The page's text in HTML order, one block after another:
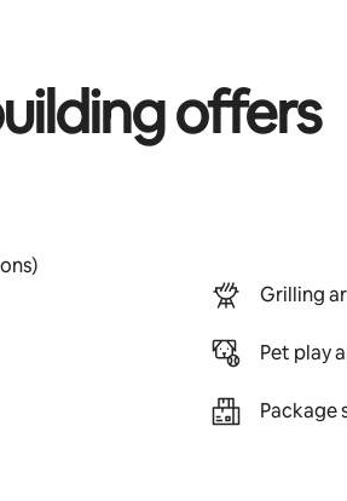
offers
Grilling
Pet play
Package